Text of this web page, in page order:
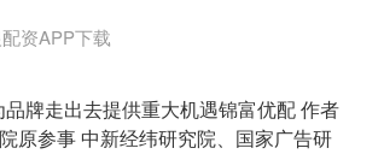
资APP下载
牌走出去提供重大机遇锦富优配 作者
原参事 中新经纬研究院、国家广告研